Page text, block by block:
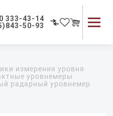
333-43-14
50-93
Применение приборов
Как мы работаем
измерения уровня
уровнемеры
радарный уровнемер